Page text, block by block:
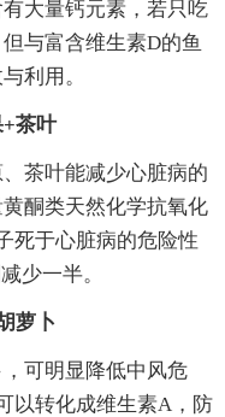
大量钙元素，若只吃
与富含维生素D的鱼
利用。
茶叶
茶叶能减少心脏病的
酮类天然化学抗氧化
死于心脏病的危险性
少一半。
萝卜
可明显降低中风危
以转化成维生素A，防